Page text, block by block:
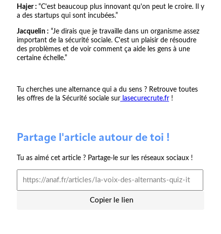
Hajer : “C'est beaucoup plus innovant qu'on peut le croire. Il y
a des startups qui sont incubées.”
Jacquelin : “Je dirais que je travaille dans un organisme assez
important de la sécurité sociale. C'est un plaisir de résoudre
des problèmes et de voir comment ça aide les gens à une
certaine échelle.”
Tu cherches une alternance qui a du sens ? Retrouve toutes
les offres de la Sécurité sociale surlasecurecrute.fr!
Partage l'article autour de toi !
Tu as aimé cet article ? Partage-le sur les réseaux sociaux !
Copier le lien